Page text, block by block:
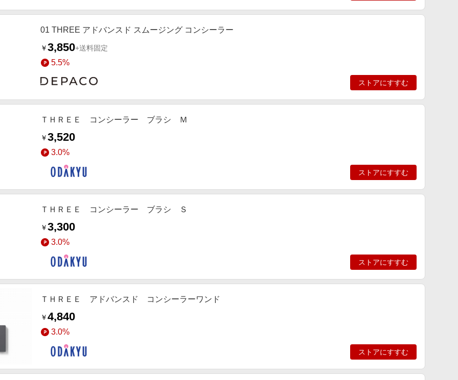
01 THREE アドバンスド スムージング コンシーラー
￥3,850+送料固定
5.5%
ストアにすすむ
ＴＨＲＥＥ コンシーラー ブラシ Ｍ
￥3,520
3.0%
ストアにすすむ
ＴＨＲＥＥ コンシーラー ブラシ Ｓ
￥3,300
3.0%
ストアにすすむ
ＴＨＲＥＥ アドバンスド コンシーラーワンド
￥4,840
3.0%
ストアにすすむ